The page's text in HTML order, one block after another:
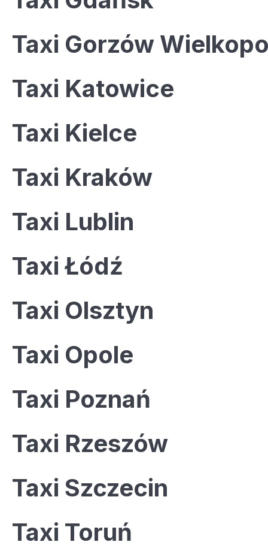
Taxi Gorzów
Taxi Katowice
Taxi Kielce
Taxi Kraków
Taxi Lublin
Taxi Łódź
Taxi Olsztyn
Taxi Opole
Taxi Poznań
Taxi Rzeszów
Taxi Szczecin
Taxi Toruń